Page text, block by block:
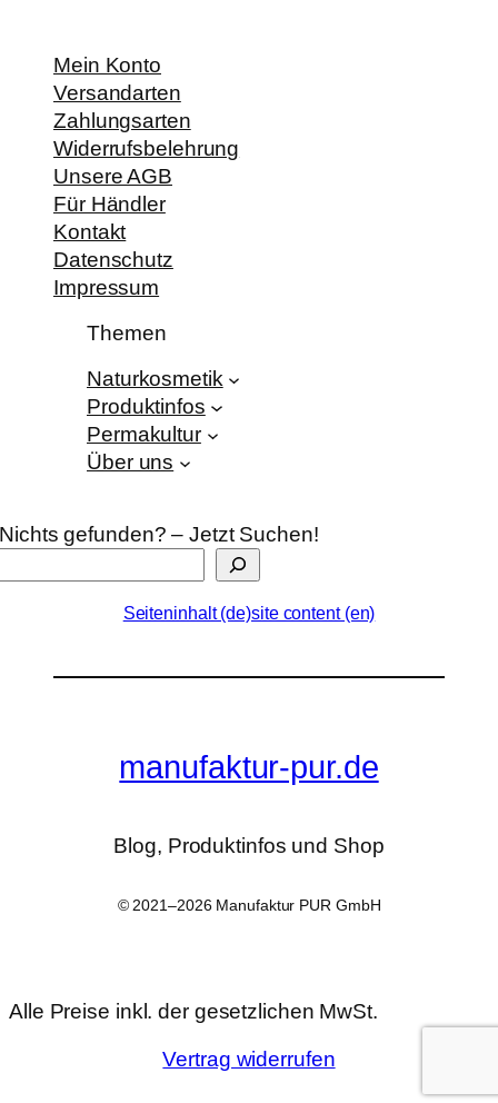
Mein Konto
Versandarten
Zahlungsarten
Widerrufsbelehrung
Unsere AGB
Für Händler
Kontakt
Datenschutz
Impressum
Themen
Naturkosmetik
Produktinfos
Permakultur
Über uns
Nichts gefunden? – Jetzt Suchen!
Seiteninhalt (de)site content (en)
manufaktur-pur.de
Blog, Produktinfos und Shop
© 2021–2026 Manufaktur PUR GmbH
Alle Preise inkl. der gesetzlichen MwSt.
Vertrag widerrufen